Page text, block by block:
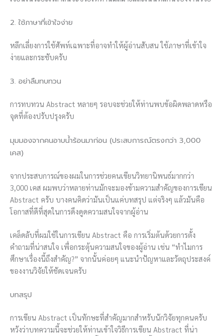
2. ใช้ภาษาที่เข้าใจง่าย
หลีกเลี่ยงการใช้ศัพท์เฉพาะที่อาจทำให้ผู้อ่านสับสน ใช้ภาษาที่เข้าใจ
ง่ายและกระชับครับ
3. อย่าลืมทบทวน
การทบทวน Abstract หลายๆ รอบจะช่วยให้ท่านพบข้อผิดพลาดหรือ
จุดที่ต้องปรับปรุงครับ
มุมมองจากคนอาบน้ำร้อนมาก่อน (ประสบการณ์ตรงกว่า 3,000
เคส)
จากประสบการณ์ของผมในการช่วยคนเขียนวิทยานิพนธ์มากกว่า
3,000 เคส ผมพบว่าหลายท่านมักจะมองข้ามความสำคัญของการเขียน
Abstract ครับ บางคนคิดว่ามันเป็นแค่บทสรุป แต่จริงๆ แล้วมันคือ
โอกาสที่ดีที่สุดในการดึงดูดความสนใจจากผู้อ่าน
เคล็ดลับที่ผมใช้ในการเขียน Abstract คือ การเริ่มต้นด้วยการตั้ง
คำถามที่น่าสนใจ เพื่อกระตุ้นความสนใจของผู้อ่าน เช่น “ทำไมการ
ศึกษาเรื่องนี้ถึงสำคัญ?” จากนั้นค่อยๆ แนะนำปัญหาและวัตถุประสงค์
ของงานวิจัยให้ชัดเจนครับ
บทสรุป
การเขียน Abstract เป็นทักษะที่สำคัญมากสำหรับนักวิจัยทุกคนครับ
หวังว่าบทความนี้จะช่วยให้ท่านเข้าใจวิธีการเขียน Abstract ที่น่า